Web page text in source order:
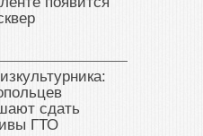
сдать
ГТО